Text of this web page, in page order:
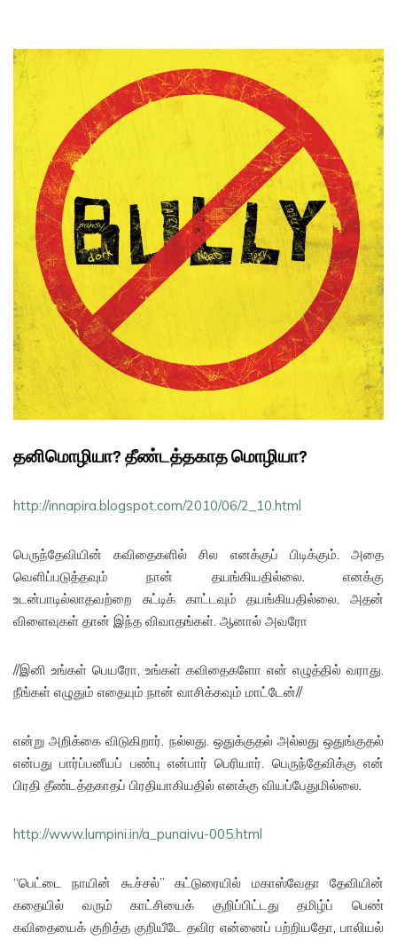
தனிமொழியா? தீண்டத்தகாத மொழியா?
http://innapira.blogspot.com/2010/06/2_10.html
பெருந்தேவியின் கவிதைகளில் சில எனக்குப் பிடிக்கும். அதை
வெளிப்படுத்தவும் நான் தயங்கியதில்லை. எனக்கு
உடன்பாடில்லாதவற்றை சுட்டிக் காட்டவும் தயங்கியதில்லை. அதன்
விளைவுகள் தான் இந்த விவாதங்கள். ஆனால் அவரோ
//இனி உங்கள் பெயரோ, உங்கள் கவிதைகளோ என் எழுத்தில் வராது.
நீங்கள் எழுதும் எதையும் நான் வாசிக்கவும் மாட்டேன்//
என்று அறிக்கை விடுகிறார். நல்லது. ஒதுக்குதல் அல்லது ஒதுங்குதல்
என்பது பார்ப்பனீயப் பண்பு என்பார் பெரியார். பெருந்தேவிக்கு என்
பிரதி தீண்டத்தகாதப் பிரதியாகியதில் எனக்கு வியப்பேதுமில்லை.
http://www.lumpini.in/a_punaivu-005.html
“பெட்டை நாயின் கூச்சல்” கட்டுரையில் மகாஸ்வேதா தேவியின்
கதையில் வரும் காட்சியைக் குறிப்பிட்டது தமிழ்ப் பெண்
கவிதையைக் குறித்த குறியீடே தவிர என்னைப் பற்றியதோ, பாலியல்